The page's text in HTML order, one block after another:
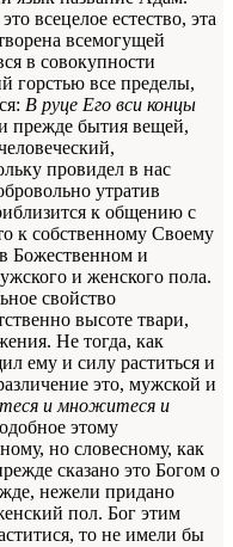
всецелое естество, эта
всемогущей
в совокупности
горстью все пределы,
В руце Его вси концы
прежде бытия вещей,
провидел в нас
утратив
к общению с
к собственному Своему
Божественном и
и женского пола.
свойство
высоте твари,
Не тогда, как
ему и силу раститься и
это, мужской и
и множитеся и
этому
но словесному, как
сказано это Богом о
нежели придано
пол. Бог этим
то не имели бы